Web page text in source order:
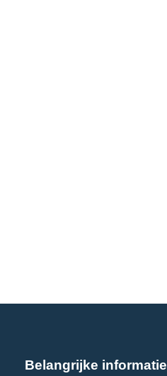
Belangrijke informatie